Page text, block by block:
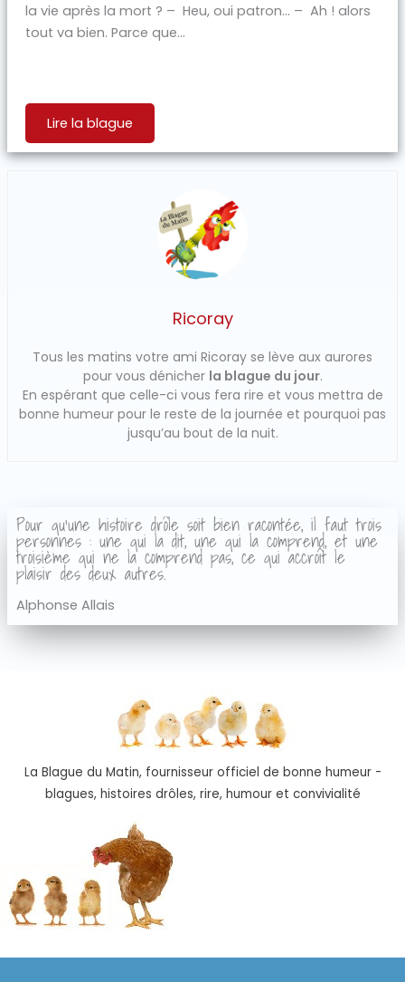
la vie après la mort ? – Heu, oui patron… – Ah ! alors
tout va bien. Parce que...
Lire la blague
Ricoray
Tous les matins votre ami Ricoray se lève aux aurores
pour vous dénicher la blague du jour.
En espérant que celle-ci vous fera rire et vous mettra de
bonne humeur pour le reste de la journée et pourquoi pas
jusqu’au bout de la nuit.
Pour qu'une histoire drôle soit bien racontée, il faut trois
personnes : une qui la dit, une qui la comprend, et une
troisième qui ne la comprend pas, ce qui accroît le
plaisir des deux autres.
Alphonse Allais
La Blague du Matin, fournisseur officiel de bonne humeur -
blagues, histoires drôles, rire, humour et convivialité